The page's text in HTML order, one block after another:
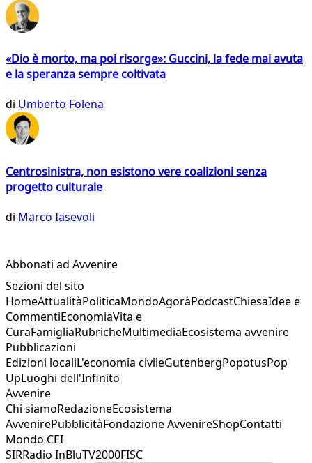
«Dio è morto, ma poi risorge»: Guccini, la fede mai avuta
e la speranza sempre coltivata
di Umberto Folena
Centrosinistra, non esistono vere coalizioni senza
progetto culturale
di Marco Iasevoli
Abbonati ad Avvenire
Sezioni del sito
HomeAttualitàPoliticaMondoAgoràPodcastChiesaIdee e
CommentiEconomiaVita e
CuraFamigliaRubricheMultimediaEcosistema avvenire
Pubblicazioni
Edizioni localiL'economia civileGutenbergPopotusPop
UpLuoghi dell'Infinito
Avvenire
Chi siamoRedazioneEcosistema
AvvenirePubblicitàFondazione AvvenireShopContatti
Mondo CEI
SIRRadio InBluTV2000FISC